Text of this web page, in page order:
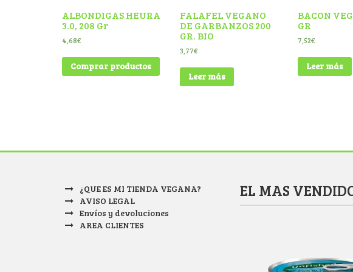
ALBONDIGAS HEURA
3.0, 208 Gr
4,68€
Comprar productos
FALAFEL VEGANO
DE GARBANZOS 200
GR. BIO
3,77€
Leer más
BACON
GR
7,52€
Leer más
¿QUE ES MI TIENDA VEGANA?
AVISO LEGAL
Envíos y devoluciones
AREA CLIENTES
EL MAS